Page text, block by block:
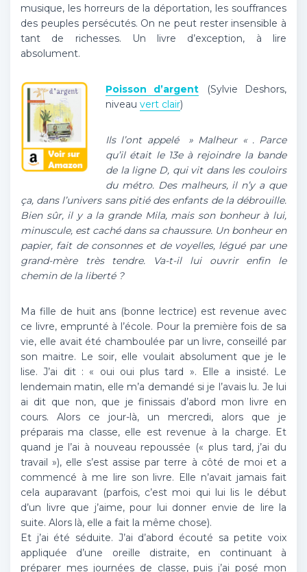
musique, les horreurs de la déportation, les souffrances
des peuples persécutés. On ne peut rester insensible à
tant de richesses. Un livre d’exception, à lire
absolument.
Poisson d’argent
(Sylvie Deshors,
niveau vert clair)
Ils l’ont appelé » Malheur « . Parce
qu’il était le 13e à rejoindre la bande
de la ligne D, qui vit dans les couloirs
du métro. Des malheurs, il n’y a que
ça, dans l’univers sans pitié des enfants de la débrouille.
Bien sûr, il y a la grande Mila, mais son bonheur à lui,
minuscule, est caché dans sa chaussure. Un bonheur en
papier, fait de consonnes et de voyelles, légué par une
grand-mère très tendre. Va-t-il lui ouvrir enfin le
chemin de la liberté ?
Ma fille de huit ans (bonne lectrice) est revenue avec
ce livre, emprunté à l’école. Pour la première fois de sa
vie, elle avait été chamboulée par un livre, conseillé par
son maitre. Le soir, elle voulait absolument que je le
lise. J’ai dit : « oui oui plus tard ». Elle a insisté. Le
lendemain matin, elle m’a demandé si je l’avais lu. Je lui
ai dit que non, que je finissais d’abord mon livre en
cours. Alors ce jour-là, un mercredi, alors que je
préparais ma classe, elle est revenue à la charge. Et
quand je l’ai à nouveau repoussée (« plus tard, j’ai du
travail »), elle s’est assise par terre à côté de moi et a
commencé à me lire son livre. Elle n’avait jamais fait
cela auparavant (parfois, c’est moi qui lui lis le début
d’un livre que j’aime, pour lui donner envie de lire la
suite. Alors là, elle a fait la même chose).
Et j’ai été séduite. J’ai d’abord écouté sa petite voix
appliquée d’une oreille distraite, en continuant à
préparer mes journées de classe, puis j’ai posé mon